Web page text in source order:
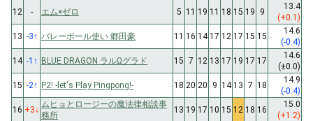
12
- エム×ゼロ 5 11 19 11 18 15 19 9
13.4
(+0.1)
13 -3↑ バレーボール使い 郷田豪 11 16 14 17 12 17 15 15
14.6
(-0.4)
14 -1 ↑ BLUE DRAGON ラルΩグラド 15 7 12 13 17 19 17 17
14.6
(±0.0)
15 -2↑ P2! -let's Play Pingpong!- 18 20 20 9 14 13 7 18
14.9
(-0.4)
16 +3↓
ムヒョとロージーの魔法律相談事
務所
13 19 17 10 15 12 18 16
15.0
(+1.2)